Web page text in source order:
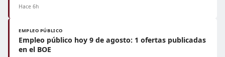
Hace 6h
EMPLEO PÚBLICO
Empleo público hoy 9 de agosto: 1 ofertas publicadas
en el BOE